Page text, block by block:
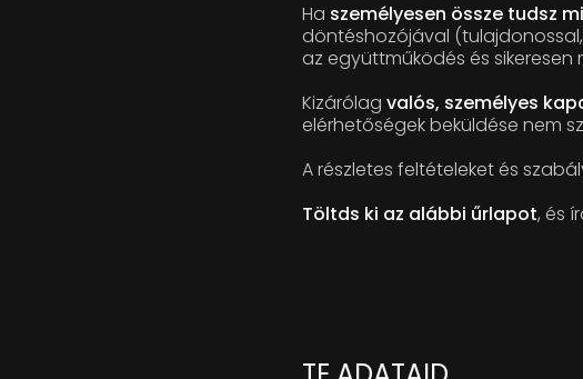
Ha személyesen össze tudsz
döntéshozójával
az együttműködés és sikeresen
Kizárólag valós, személyes
elérhetőségek beküldése nem
A részletes feltételeket és
Töltds ki az alábbi űrlapot, és